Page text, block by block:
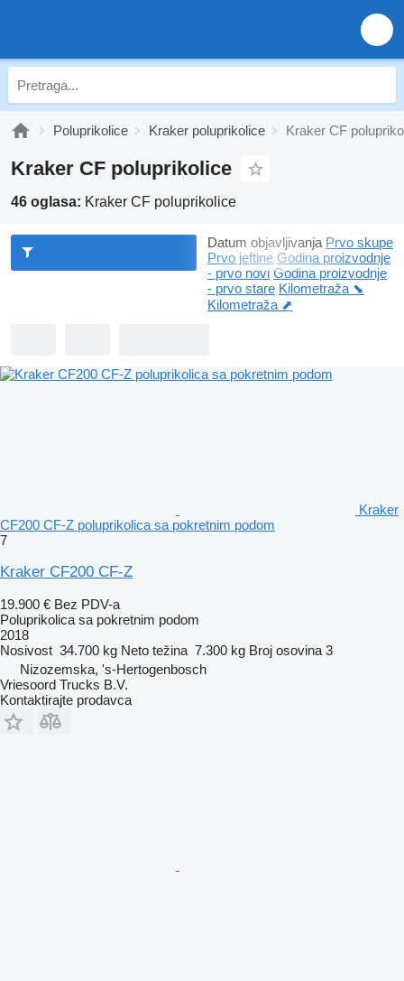
Poluprikolice Kraker poluprikolice Kraker CF
Kraker CF poluprikolice
46 oglasa: Kraker CF poluprikolice
Datum objavljivanja Prvo skupe
Prvo jeftine Godina proizvodnje
- prvo novi Godina proizvodnje
- prvo stare Kilometraža ⬊
Kilometraža ⬈
Kraker
CF200 CF-Z poluprikolica sa pokretnim podom
7
Kraker CF200 CF-Z
19.900 € Bez PDV-a
Poluprikolica sa pokretnim podom
2018
Nosivost 34.700 kg Neto težina 7.300 kg Broj osovina 3
Nizozemska, 's-Hertogenbosch
Vriesoord Trucks B.V.
Kontaktirajte prodavca